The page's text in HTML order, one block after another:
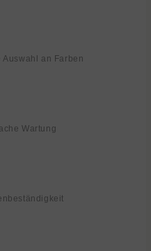
Auswahl an Farben
Wartung